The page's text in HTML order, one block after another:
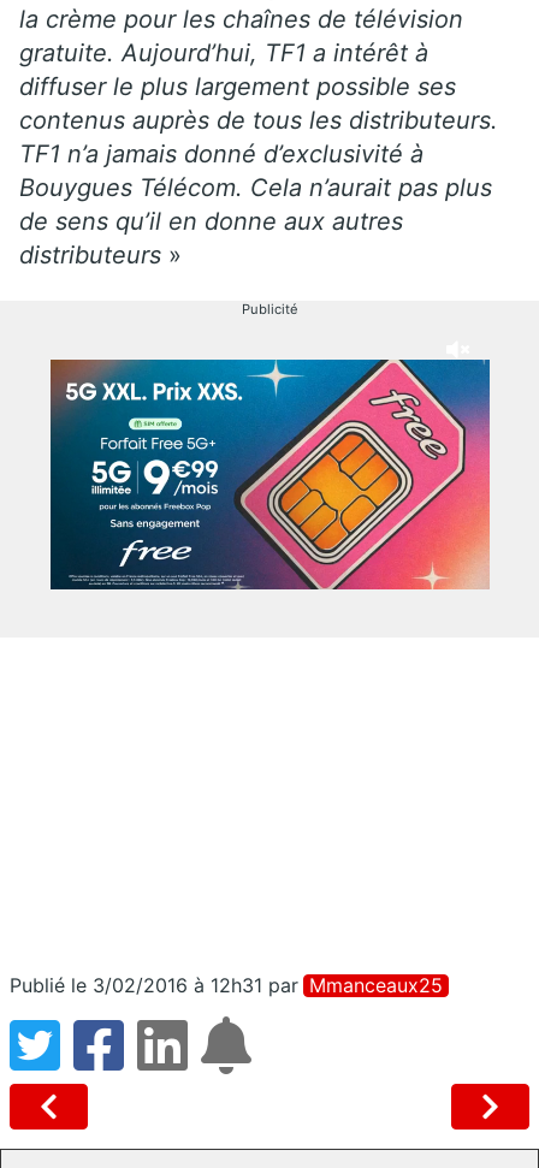
la crème pour les chaînes de télévision
gratuite. Aujourd’hui, TF1 a intérêt à
diffuser le plus largement possible ses
contenus auprès de tous les distributeurs.
TF1 n’a jamais donné d’exclusivité à
Bouygues Télécom. Cela n’aurait pas plus
de sens qu’il en donne aux autres
distributeurs »
Publicité
Publié le 3/02/2016 à 12h31 par Mmanceaux25